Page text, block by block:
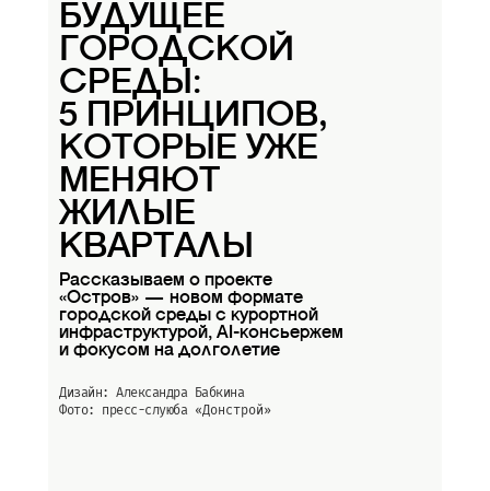
БУДУЩЕЕ
ГОРОДСКОЙ
СРЕДЫ:
5 ПРИНЦИПОВ,
КОТОРЫЕ УЖЕ
МЕНЯЮТ
ЖИЛЫЕ
КВАРТАЛЫ
Рассказываем о проекте
«Остров» — новом формате
городской среды с курортной
инфраструктурой, AI-консьержем
и фокусом на долголетие
Дизайн: Александра Бабкина
Фото: пресс-слуюба «Донстрой»